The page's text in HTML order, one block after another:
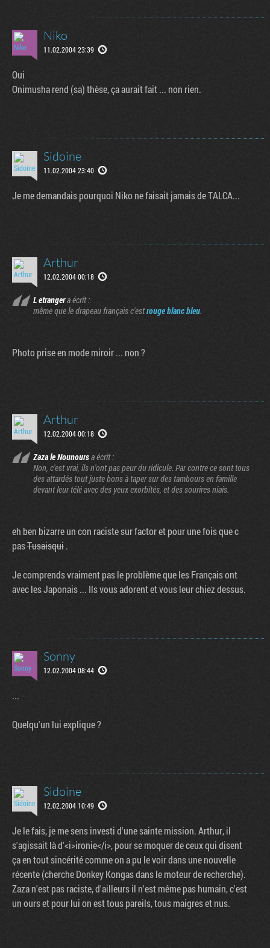
Niko
11.02.2004 23:39
Oui
Onimusha rend (sa) thèse, ça aurait fait ... non rien.
Sidoine
11.02.2004 23:40
Je me demandais pourquoi Niko ne faisait jamais de TALCA...
Arthur
12.02.2004 00:18
L etrangera écrit :
même que le drapeau français c'estrouge blanc bleu.
Photo prise en mode miroir ... non ?
Arthur
12.02.2004 00:18
Zaza le Nounoursa écrit :
Non, c'est vrai, ils n'ont pas peur du ridicule. Par contre ce sont tous
des attardés tout juste bons à taper sur des tambours en famille
devant leur télé avec des yeux exorbités, et des sourires niais.
eh ben bizarre un con raciste sur factor et pour une fois que c
pasTusaisqui.
Je comprends vraiment pas le problème que les Français ont
avec les Japonais ... Ils vous adorent et vous leur chiez dessus.
Sonny
12.02.2004 08:44
...
Quelqu'un lui explique ?
Sidoine
12.02.2004 10:49
Je le fais, je me sens investi d'une sainte mission. Arthur, il
s'agissait là d'<i>ironie</i>, pour se moquer de ceux qui disent
ça en tout sincérité comme on a pu le voir dans une nouvelle
récente (cherche Donkey Kongas dans le moteur de recherche).
Zaza n'est pas raciste, d'ailleurs il n'est même pas humain, c'est
un ours et pour lui on est tous pareils, tous maigres et nus.